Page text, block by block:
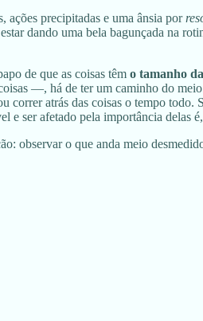
ações precipitadas e uma ânsia por
dando uma bela bagunçada na
de que as coisas têm o tamanho
—, há de ter um caminho do
correr atrás das coisas o tempo todo.
e ser afetado pela importância delas
observar o que anda meio